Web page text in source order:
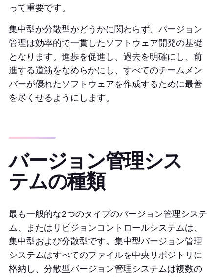
って重要です。
集中型か分散型かどうかに関わらず、バージョン
管理は効率的で一貫したソフトウェア開発の基礎
となります。進歩を促進し、過去を明確にし、前
進する道筋をなめらかにし、すべてのチームメン
バーが優れたソフトウェアを作成するために最善
を尽くせるようにします。
バージョン管理シス
テムの種類
最も一般的な2つのタイプのバージョン管理システ
ム、またはリビジョンコントロールシステムは、
集中型および分散型です。集中型バージョン管理
システムはすべてのファイルを中央リポジトリに
格納し、分散型バージョン管理システムは複数の